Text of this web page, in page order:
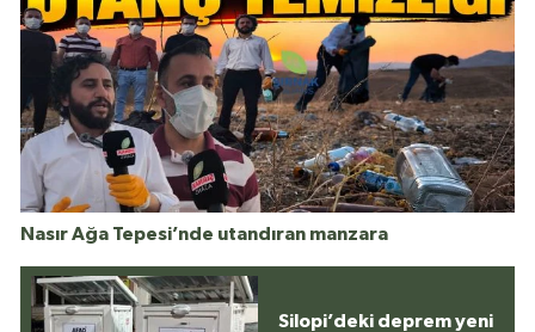
Nasır Ağa Tepesi’nde utandıran manzara
Silopi’deki deprem yeni